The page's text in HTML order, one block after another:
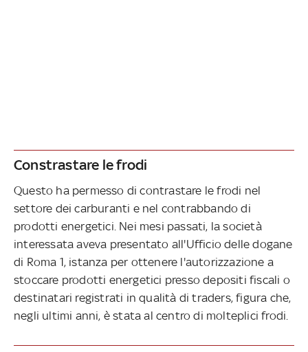
Constrastare le frodi
Questo ha permesso di contrastare le frodi nel
settore dei carburanti e nel contrabbando di
prodotti energetici. Nei mesi passati, la società
interessata aveva presentato all'Ufficio delle dogane
di Roma 1, istanza per ottenere l'autorizzazione a
stoccare prodotti energetici presso depositi fiscali o
destinatari registrati in qualità di traders, figura che,
negli ultimi anni, è stata al centro di molteplici frodi.